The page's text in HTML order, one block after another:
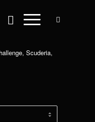
Scuderia,